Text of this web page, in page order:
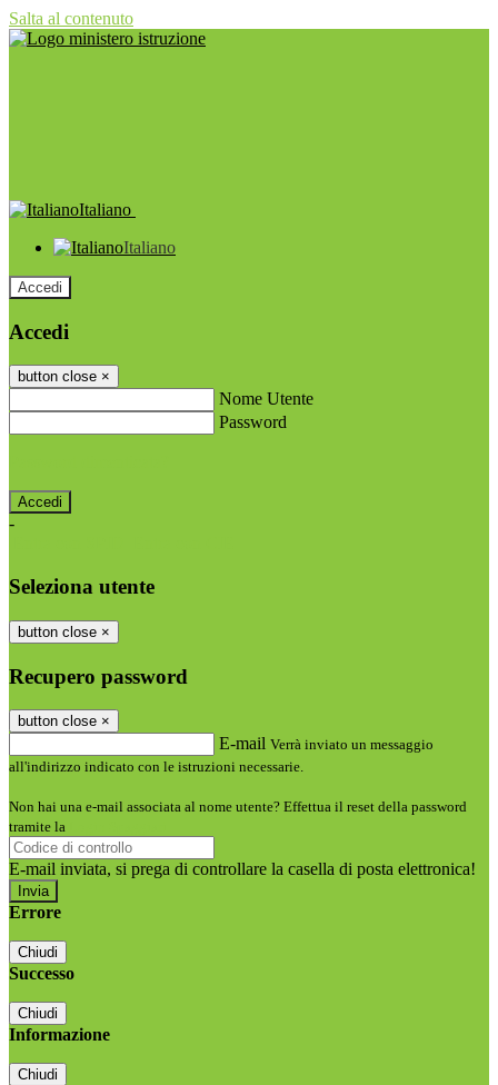
Salta al contenuto
Italiano
Italiano
Accedi
Accedi
button close ×
Nome Utente
Password
-
Seleziona utente
button close ×
Recupero password
button close ×
E-mail Verrà inviato un messaggio
all'indirizzo indicato con le istruzioni necessarie.
Non hai una e-mail associata al nome utente? Effettua il reset della password
tramite la
E-mail inviata, si prega di controllare la casella di posta elettronica!
Errore
Chiudi
Successo
Chiudi
Informazione
Chiudi